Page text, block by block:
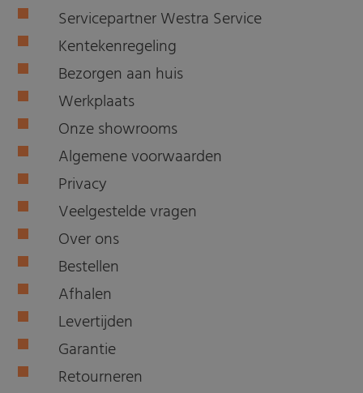
Servicepartner Westra Service
Kentekenregeling
Bezorgen aan huis
Werkplaats
Onze showrooms
Algemene voorwaarden
Privacy
Veelgestelde vragen
Over ons
Bestellen
Afhalen
Levertijden
Garantie
Retourneren